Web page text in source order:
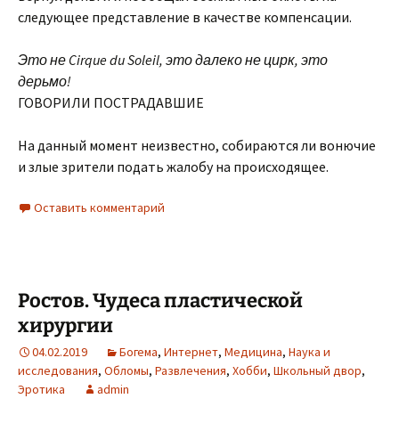
следующее представление в качестве компенсации.
Это не Cirque du Soleil, это далеко не цирк, это
дерьмо!
ГОВОРИЛИ ПОСТРАДАВШИЕ
На данный момент неизвестно, собираются ли вонючие
и злые зрители подать жалобу на происходящее.
Оставить комментарий
Ростов. Чудеса пластической
хирургии
04.02.2019 Богема, Интернет, Медицина, Наука и
исследования, Обломы, Развлечения, Хобби, Школьный двор,
Эротика
admin